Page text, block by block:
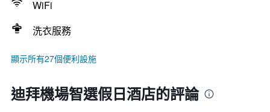
WiFi
洗衣服務
顯示所有27個便利設施
迪拜機場智選假日酒店的評論